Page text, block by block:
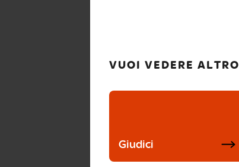
VUOI VEDERE
Giudici